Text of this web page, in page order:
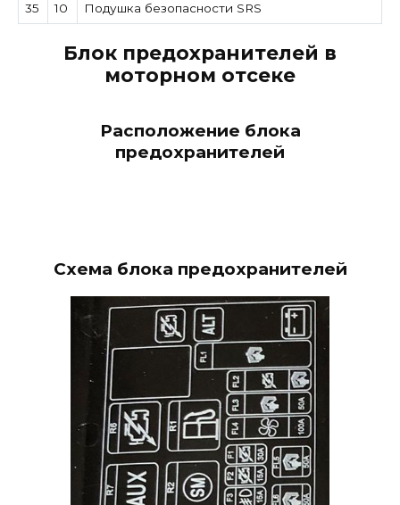
35 10 Подушка безопасности SRS
Блок предохранителей в
моторном отсеке
Расположение блока
предохранителей
Схема блока предохранителей